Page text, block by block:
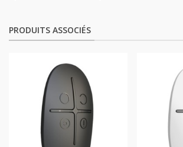
PRODUITS ASSOCIÉS